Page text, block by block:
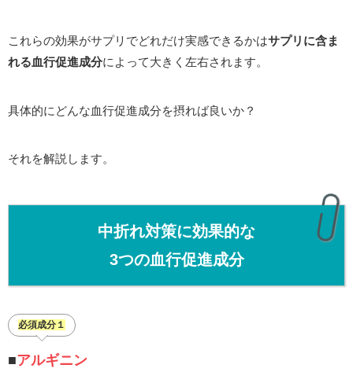
これらの効果がサプリでどれだけ実感できるかはサプリに含ま
れる血行促進成分によって大きく左右されます。
具体的にどんな血行促進成分を摂れば良いか？
それを解説します。
中折れ対策に効果的な
3つの血行促進成分
必須成分１
■アルギニン